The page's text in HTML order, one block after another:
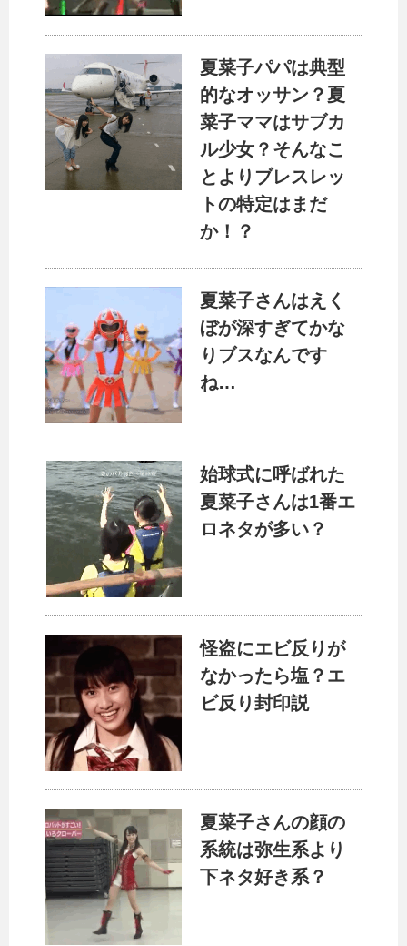
夏菜子パパは典型
的なオッサン？夏
菜子ママはサブカ
ル少女？そんなこ
とよりブレスレッ
トの特定はまだ
か！？
夏菜子さんはえく
ぼが深すぎてかな
りブスなんです
ね…
始球式に呼ばれた
夏菜子さんは1番エ
ロネタが多い？
怪盗にエビ反りが
なかったら塩？エ
ビ反り封印説
夏菜子さんの顔の
系統は弥生系より
下ネタ好き系？